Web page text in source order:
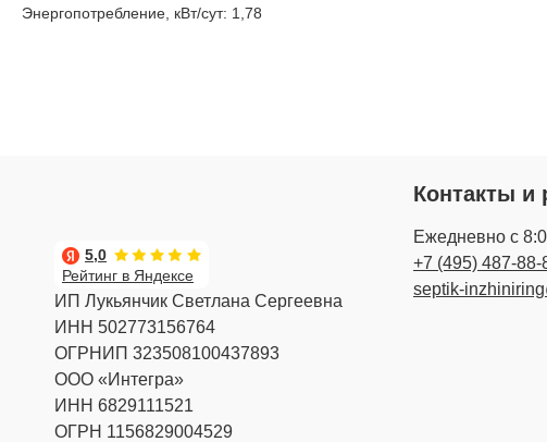
Энергопотребление, кВт/сут: 1,78
Рейтинг в Яндексе
5,0
ИП Лукьянчик Светлана Сергеевна
ИНН 502773156764
ОГРНИП 323508100437893
ООО «Интегра»
ИНН 6829111521
ОГРН 1156829004529
Контакты и
Ежедневно с
+7 (495) 487-88-
septik-